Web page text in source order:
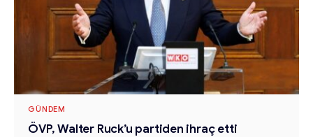
GÜNDEM
ÖVP, Walter Ruck’u partiden ihraç etti